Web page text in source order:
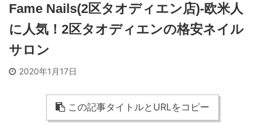
Fame Nails(2区タオディエン店)-欧米人
に人気！2区タオディエンの格安ネイル
サロン
2020年1月17日
この記事タイトルとURLをコピー